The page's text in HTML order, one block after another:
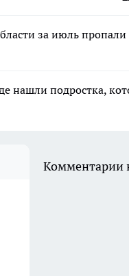
за июль
нашли подростка,
Комментарии